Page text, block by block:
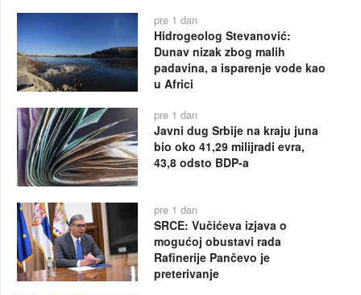
pre 1 dan
Hidrogeolog Stevanović:
Dunav nizak zbog malih
padavina, a isparenje vode kao
u Africi
pre 1 dan
Javni dug Srbije na kraju juna
bio oko 41,29 milijradi evra,
43,8 odsto BDP-a
pre 1 dan
SRCE: Vučićeva izjava o
mogućoj obustavi rada
Rafinerije Pančevo je
preterivanje